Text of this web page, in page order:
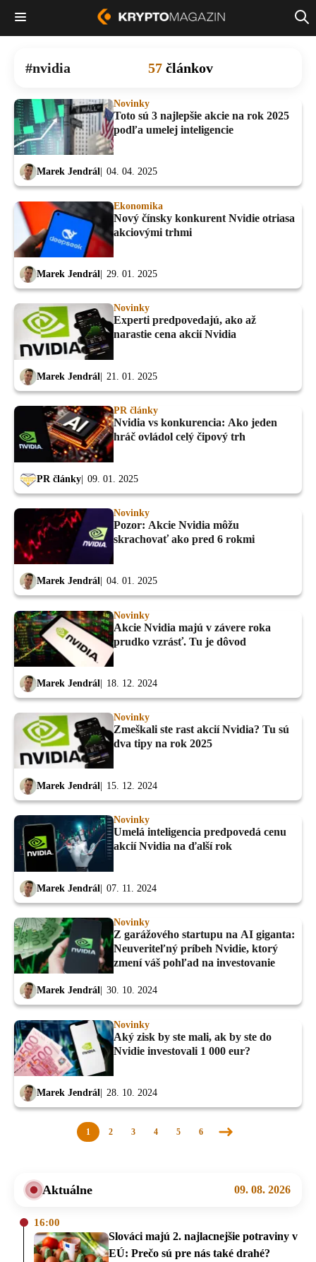
nvidia 57 článkov
Novinky
Toto sú 3 najlepšie akcie na rok 2025
podľa umelej inteligencie
Marek Jendrál 04. 04. 2025
Ekonomika
Nový čínsky konkurent Nvidie otriasa
akciovými trhmi
Marek Jendrál 29. 01. 2025
Novinky
Experti predpovedajú, ako až
narastie cena akcií Nvidia
Marek Jendrál 21. 01. 2025
PR články
Nvidia vs konkurencia: Ako jeden
hráč ovládol celý čipový trh
PR články 09. 01. 2025
Novinky
Pozor: Akcie Nvidia môžu
skrachovať ako pred 6 rokmi
Marek Jendrál 04. 01. 2025
Novinky
Akcie Nvidia majú v závere roka
prudko vzrásť. Tu je dôvod
Marek Jendrál 18. 12. 2024
Novinky
Zmeškali ste rast akcií Nvidia? Tu sú
dva tipy na rok 2025
Marek Jendrál 15. 12. 2024
Novinky
Umelá inteligencia predpovedá cenu
akcií Nvidia na ďalší rok
Marek Jendrál 07. 11. 2024
Novinky
Z garážového startupu na AI giganta:
Neuveriteľný príbeh Nvidie, ktorý
zmení váš pohľad na investovanie
Marek Jendrál 30. 10. 2024
Novinky
Aký zisk by ste mali, ak by ste do
Nvidie investovali 1 000 eur?
Marek Jendrál 28. 10. 2024
1 2 3 4 5 6
Nasledujúca
Aktuálne 09. 08. 2026
16:00
Slováci majú 2. najlacnejšie potraviny v
EÚ: Prečo sú pre nás také drahé?